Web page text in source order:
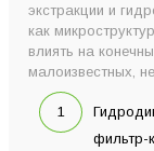
экстракции и
как
влиять на
малоизвестных,
фильтр-